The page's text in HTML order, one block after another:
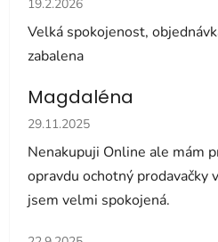
19.2.2026
Velká spokojenost,
zabalena
Magdaléna
Hodnocení obchodu je 5 z 5
29.11.2025
Nenakupuji Online ale mám
opravdu ochotný prodavačky
jsem velmi spokojená.
Hodnocení obchodu je 5 z 5